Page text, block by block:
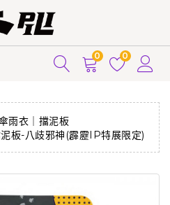
0 0
雨衣｜擋泥板
板-八歧邪神(霹靂IP特展限定)